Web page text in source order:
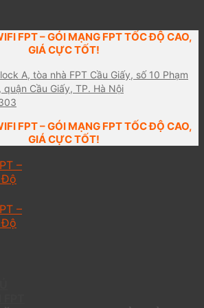
FPT – GÓI MẠNG FPT TỐC ĐỘ CAO,
GIÁ CỰC TỐT!
A, tòa nhà FPT Cầu Giấy, số 10 Phạm
quận Cầu Giấy, TP. Hà Nội
FPT – GÓI MẠNG FPT TỐC ĐỘ CAO,
GIÁ CỰC TỐT!